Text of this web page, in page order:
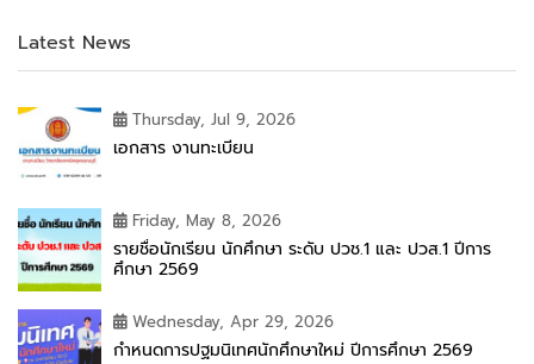
Latest News
Thursday, Jul 9, 2026
เอกสาร งานทะเบียน
Friday, May 8, 2026
รายชื่อนักเรียน นักศึกษา ระดับ ปวช.1 และ ปวส.1 ปีการ
ศึกษา 2569
Wednesday, Apr 29, 2026
กำหนดการปฐมนิเทศนักศึกษาใหม่ ปีการศึกษา 2569